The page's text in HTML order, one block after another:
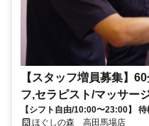
【スタッフ増員募集】
フ,セラピスト/マッサー
【シフト自由/10:00〜23:00】
可！系列店舗がすでに3店舗あり
ほぐしの森 高田馬場店